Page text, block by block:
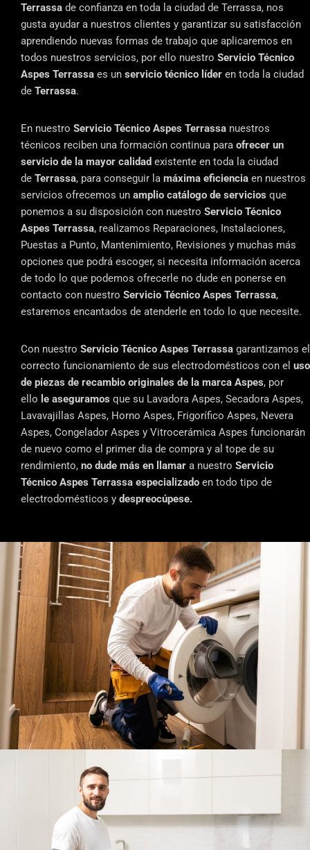
Terrassa de confianza en toda la ciudad de Terrassa, nos
gusta ayudar a nuestros clientes y garantizar su satisfacción
aprendiendo nuevas formas de trabajo que aplicaremos en
todos nuestros servicios, por ello nuestro Servicio Técnico
Aspes Terrassa es un servicio técnico líder en toda la ciudad
de Terrassa.
En nuestro Servicio Técnico Aspes Terrassa nuestros
técnicos reciben una formación continua para ofrecer un
servicio de la mayor calidad existente en toda la ciudad
de Terrassa, para conseguir la máxima eficiencia en nuestros
servicios ofrecemos un amplio catálogo de servicios que
ponemos a su disposición con nuestro Servicio Técnico
Aspes Terrassa, realizamos Reparaciones, Instalaciones,
Puestas a Punto, Mantenimiento, Revisiones y muchas más
opciones que podrá escoger, si necesita información acerca
de todo lo que podemos ofrecerle no dude en ponerse en
contacto con nuestro Servicio Técnico Aspes Terrassa,
estaremos encantados de atenderle en todo lo que necesite.
Con nuestro Servicio Técnico Aspes Terrassa garantizamos el
correcto funcionamiento de sus electrodomésticos con el uso
de piezas de recambio originales de la marca Aspes, por
ello le aseguramos que su Lavadora Aspes, Secadora Aspes,
Lavavajillas Aspes, Horno Aspes, Frigorífico Aspes, Nevera
Aspes, Congelador Aspes y Vitrocerámica Aspes funcionarán
de nuevo como el primer dia de compra y al tope de su
rendimiento, no dude más en llamar a nuestro Servicio
Técnico Aspes Terrassa especializado en todo tipo de
electrodomésticos y despreocúpese.